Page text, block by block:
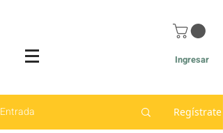
Ingresar
Entrada Regístrate